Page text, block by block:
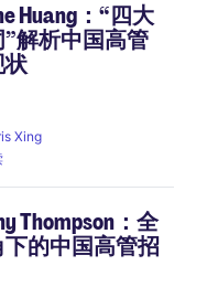
Huang：“四大
解析中国高管
状
Xing
Thompson：全
的中国高管招